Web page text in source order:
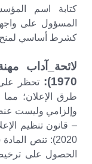
كتابة اسم
المسؤول على
كشرط أساسي لمنح
1970):
تحظر
طرق الإعلان؛ مما
وإلزامي وليست
الحصول على ترخيص